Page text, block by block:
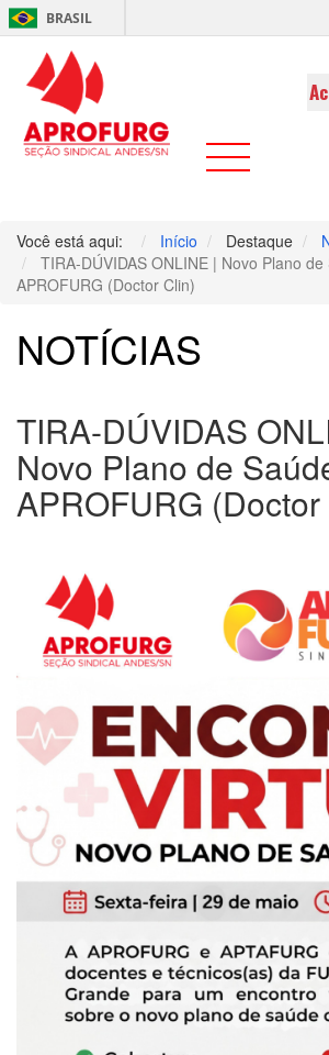
BRASIL
Você está aqui: Início Destaque
TIRA-DÚVIDAS ONLINE | Novo Plano de
APROFURG (Doctor Clin)
NOTÍCIAS
TIRA-DÚVIDAS
Novo Plano de
APROFURG